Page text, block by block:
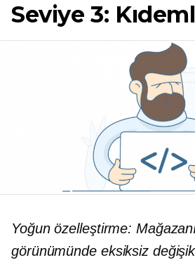
Seviye 3:
Yoğun özelleştirme:
görünümünde eksiksiz